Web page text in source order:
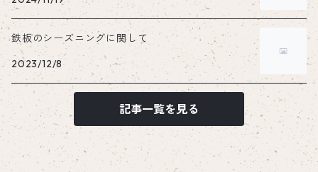
鉄板のシーズニングに関して
2023/12/8
記事一覧を見る